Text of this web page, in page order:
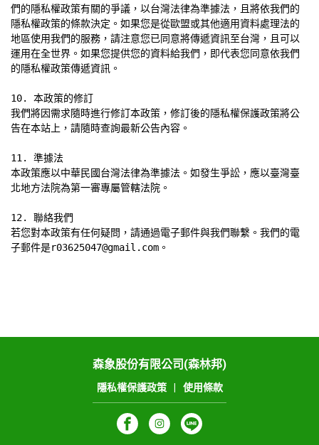
們的隱私權政策有關的爭議，以台灣法律為準據法，且將依我們的
隱私權政策的條款決定。如果您是從歐盟或其他適用資料處理法的
地區使用我們的服務，請注意您已同意將傳遞資訊至台灣，且可以
運用在全世界。如果您提供您的資料給我們，即代表您同意依我們
的隱私權政策傳遞資訊。
10. 本政策的修訂
我們將因需求隨時進行修訂本政策，修訂後的隱私權保護政策將公
告在本站上，請隨時查詢最新公告內容。
11. 準據法
本政策應以中華民國台灣法律為準據法。如發生爭訟，應以臺灣臺
北地方法院為第一審專屬管轄法院。
12. 聯絡我們
若您對本政策有任何疑問，請通過電子郵件與我們聯繫。我們的電
子郵件是r03625047@gmail.com。
森象股份有限公司(森林邦)
隱私權保護政策 使用條款